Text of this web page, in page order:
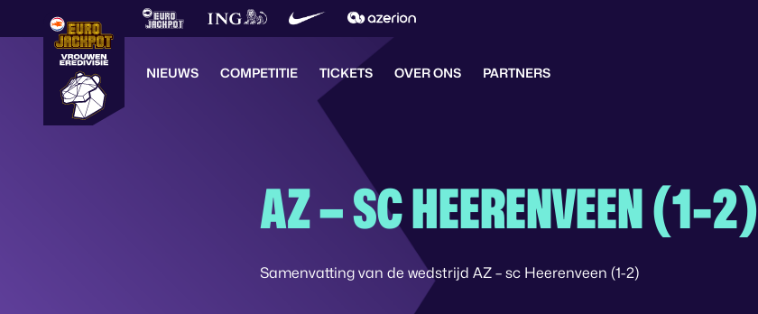
NIEUWS COMPETITIE TICKETS OVER ONS PARTNERS
AZ – SC HEERENVEEN (1-2)
Samenvatting van de wedstrijd AZ – sc Heerenveen (1-2)